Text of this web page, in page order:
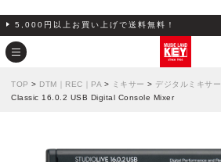
5,000円以上お買い上げで送料無料！
TOP > DTM｜REC｜PA > ミキサー > デジタルミキサー
Classic 16.0.2 USB Digital Console Mixer